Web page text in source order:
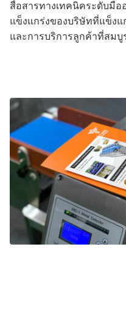
สื่อสารทางเทคนิคระดับมื
แข็งแกร่งของบริษัทที่แข็ง
และการบริการลูกค้าที่สม